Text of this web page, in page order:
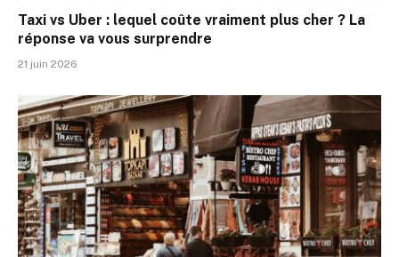
Taxi vs Uber : lequel coûte vraiment plus cher ? La
réponse va vous surprendre
21 juin 2026